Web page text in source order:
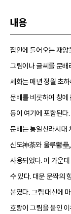
내용
집안에 들어오는 재앙
그림이나 글씨를 문
세화는 매년 정월 초
문배를 비롯하여 창
등이 여기에 포함된다.
문배는 통일신라시대
신도神荼와 울루鬱壘
사용되었다. 이 가운
수 있다. 대문 문짝의
붙였다. 그림 대신에
호랑이 그림을 붙인